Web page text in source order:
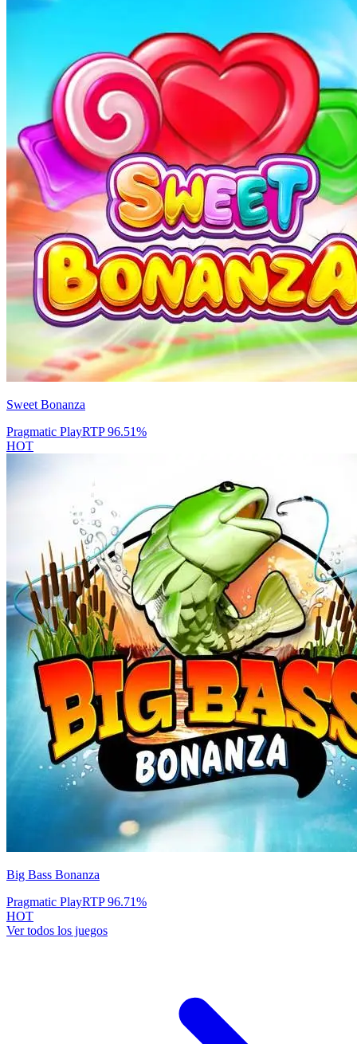
Sweet Bonanza
Pragmatic PlayRTP96.51%
HOT
Big Bass Bonanza
Pragmatic PlayRTP96.71%
HOT
Ver todos los juegos